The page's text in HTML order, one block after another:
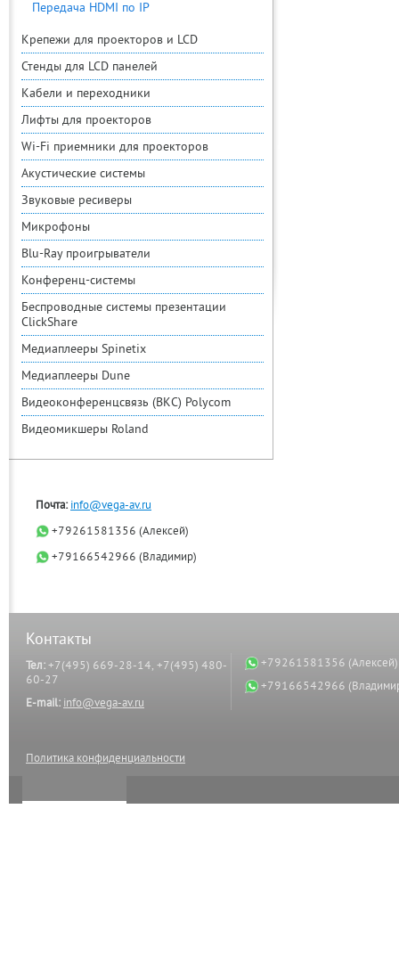
Передача HDMI по IP
Крепежи для проекторов и LCD
Стенды для LCD панелей
Кабели и переходники
Лифты для проекторов
Wi-Fi приемники для проекторов
Акустические системы
Звуковые ресиверы
Микрофоны
Blu-Ray проигрыватели
Конференц-системы
Беспроводные системы презентации
ClickShare
Медиаплееры Spinetix
Медиаплееры Dune
Видеоконференцсвязь (ВКС) Polycom
Видеомикшеры Roland
Почта: info@vega-av.ru
+79261581356 (Алексей)
+79166542966 (Владимир)
Контакты
Тел:+7(495) 669-28-14, +7(495) 480-
60-27
E-mail: info@vega-av.ru
Политика конфиденциальности
+79261581356 (Алексей)
+79166542966